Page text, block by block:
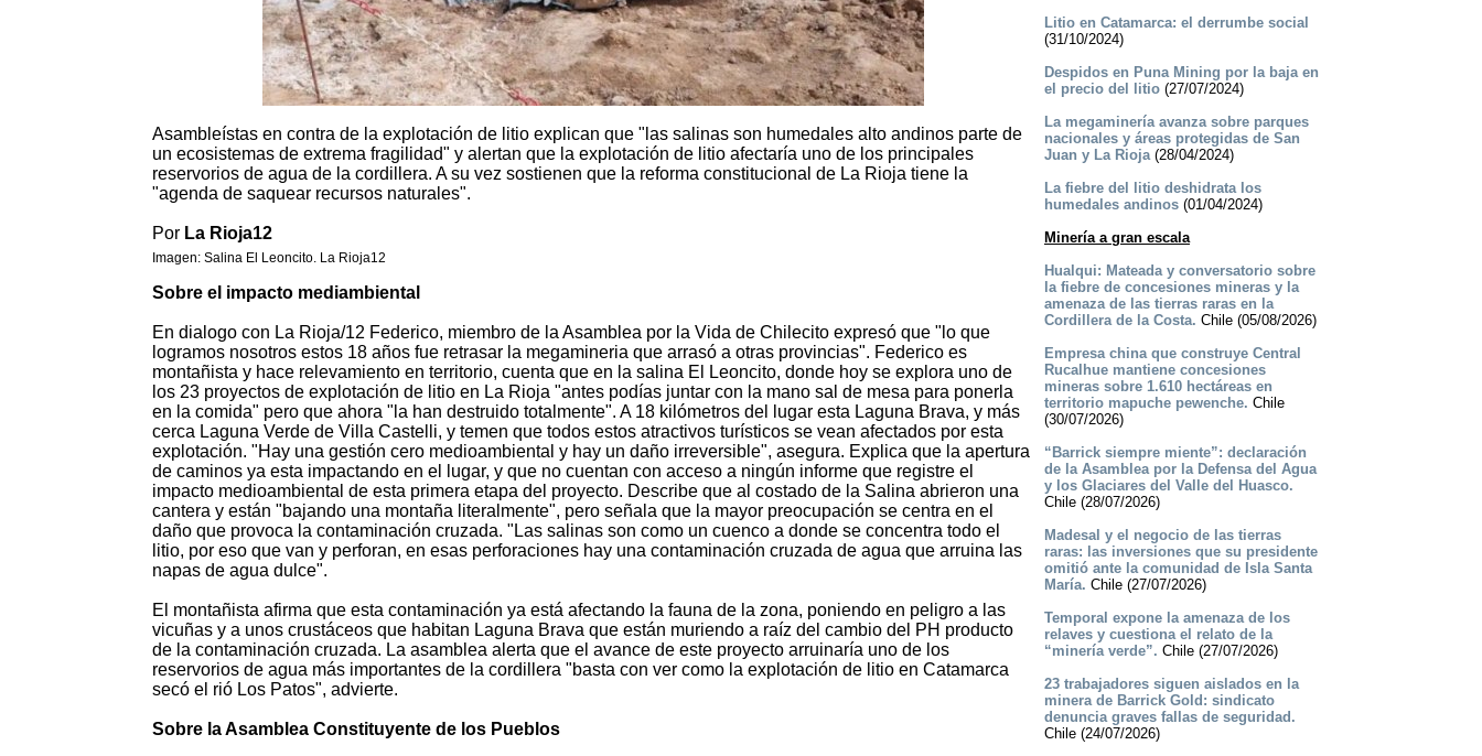
Asambleístas en contra de la explotación de litio explican que "las salinas son humedales alto andinos parte de
un ecosistemas de extrema fragilidad" y alertan que la explotación de litio afectaría uno de los principales
reservorios de agua de la cordillera. A su vez sostienen que la reforma constitucional de La Rioja tiene la
"agenda de saquear recursos naturales".
Por La Rioja12
Imagen: Salina El Leoncito. La Rioja12
Sobre el impacto mediambiental
En dialogo con La Rioja/12 Federico, miembro de la Asamblea por la Vida de Chilecito expresó que "lo que
logramos nosotros estos 18 años fue retrasar la megamineria que arrasó a otras provincias". Federico es
montañista y hace relevamiento en territorio, cuenta que en la salina El Leoncito, donde hoy se explora uno de
los 23 proyectos de explotación de litio en La Rioja "antes podías juntar con la mano sal de mesa para ponerla
en la comida" pero que ahora "la han destruido totalmente". A 18 kilómetros del lugar esta Laguna Brava, y más
cerca Laguna Verde de Villa Castelli, y temen que todos estos atractivos turísticos se vean afectados por esta
explotación. "Hay una gestión cero medioambiental y hay un daño irreversible", asegura. Explica que la apertura
de caminos ya esta impactando en el lugar, y que no cuentan con acceso a ningún informe que registre el
impacto medioambiental de esta primera etapa del proyecto. Describe que al costado de la Salina abrieron una
cantera y están "bajando una montaña literalmente", pero señala que la mayor preocupación se centra en el
daño que provoca la contaminación cruzada. "Las salinas son como un cuenco a donde se concentra todo el
litio, por eso que van y perforan, en esas perforaciones hay una contaminación cruzada de agua que arruina las
napas de agua dulce".
El montañista afirma que esta contaminación ya está afectando la fauna de la zona, poniendo en peligro a las
vicuñas y a unos crustáceos que habitan Laguna Brava que están muriendo a raíz del cambio del PH producto
de la contaminación cruzada. La asamblea alerta que el avance de este proyecto arruinaría uno de los
reservorios de agua más importantes de la cordillera "basta con ver como la explotación de litio en Catamarca
secó el rió Los Patos", advierte.
Sobre la Asamblea Constituyente de los Pueblos
Litio en Catamarca: el derrumbe social
(31/10/2024)
Despidos en Puna Mining por la baja en
el precio del litio(27/07/2024)
La megaminería avanza sobre parques
nacionales y áreas protegidas de San
Juan y La Rioja(28/04/2024)
La fiebre del litio deshidrata los
humedales andinos(01/04/2024)
Minería a gran escala
Hualqui: Mateada y conversatorio sobre
la fiebre de concesiones mineras y la
amenaza de las tierras raras en la
Cordillera de la Costa. Chile (05/08/2026)
Empresa china que construye Central
Rucalhue mantiene concesiones
mineras sobre 1.610 hectáreas en
territorio mapuche pewenche. Chile
(30/07/2026)
“Barrick siempre miente”: declaración
de la Asamblea por la Defensa del Agua
y los Glaciares del Valle del Huasco.
Chile (28/07/2026)
Madesal y el negocio de las tierras
raras: las inversiones que su presidente
omitió ante la comunidad de Isla Santa
María. Chile (27/07/2026)
Temporal expone la amenaza de los
relaves y cuestiona el relato de la
“minería verde”. Chile (27/07/2026)
23 trabajadores siguen aislados en la
minera de Barrick Gold: sindicato
denuncia graves fallas de seguridad.
Chile (24/07/2026)